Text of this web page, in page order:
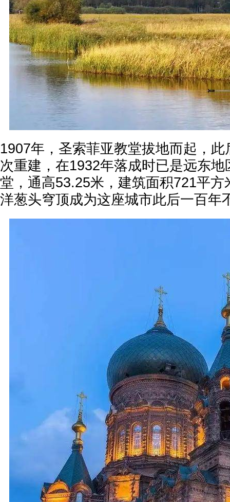
1907年，圣索菲亚教堂拔地而起，
次重建，在1932年落成时已是远东
堂，通高53.25米，建筑面积721平方
洋葱头穹顶成为这座城市此后一百年